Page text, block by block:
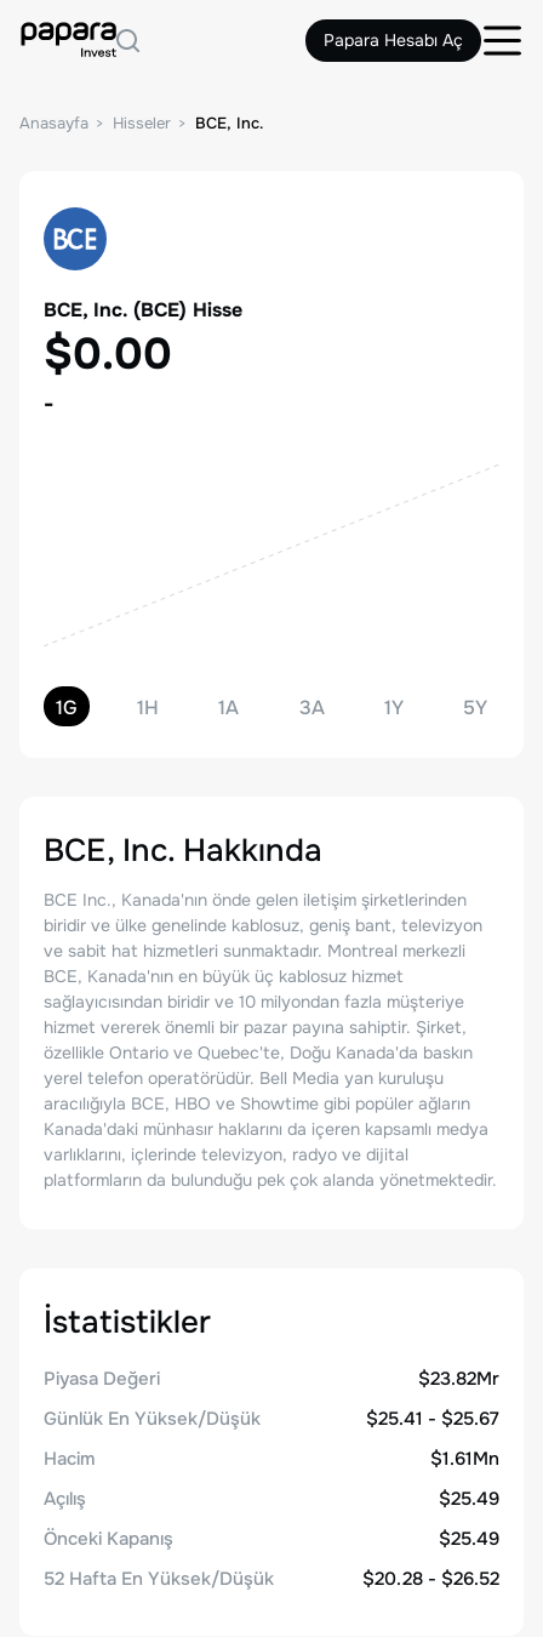
Papara Hesabı Aç
Anasayfa Hisseler BCE, Inc.
BCE, Inc. (BCE) Hisse
$0.00
-
1G 1H 1A 3A 1Y 5Y
BCE, Inc. Hakkında
BCE Inc., Kanada'nın önde gelen iletişim şirketlerinden
biridir ve ülke genelinde kablosuz, geniş bant, televizyon
ve sabit hat hizmetleri sunmaktadır. Montreal merkezli
BCE, Kanada'nın en büyük üç kablosuz hizmet
sağlayıcısından biridir ve 10 milyondan fazla müşteriye
hizmet vererek önemli bir pazar payına sahiptir. Şirket,
özellikle Ontario ve Quebec'te, Doğu Kanada'da baskın
yerel telefon operatörüdür. Bell Media yan kuruluşu
aracılığıyla BCE, HBO ve Showtime gibi popüler ağların
Kanada'daki münhasır haklarını da içeren kapsamlı medya
varlıklarını, içlerinde televizyon, radyo ve dijital
platformların da bulunduğu pek çok alanda yönetmektedir.
İstatistikler
Piyasa Değeri
$23.82Mr
Günlük En Yüksek/Düşük
$25.41 - $25.67
Hacim
$1.61Mn
Açılış
$25.49
Önceki Kapanış
$25.49
52 Hafta En Yüksek/Düşük
$20.28 - $26.52